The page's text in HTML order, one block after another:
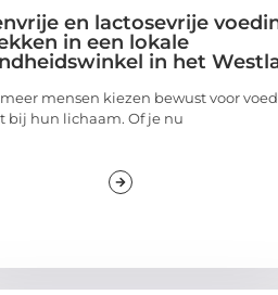
en lactosevrije
in een lokale
in het
mensen kiezen bewust voor
bij hun lichaam. Of je nu